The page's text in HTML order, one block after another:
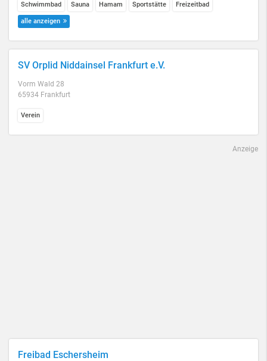
Schwimmbad Sauna Hamam Sportstätte Freizeitbad
alle anzeigen
SV Orplid Niddainsel Frankfurt e.V.
Vorm Wald 28
65934 Frankfurt
Verein
Anzeige
Freibad Eschersheim